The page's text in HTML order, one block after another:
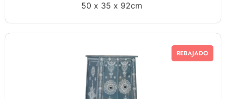
50 x 35 x 92cm
REBAJADO